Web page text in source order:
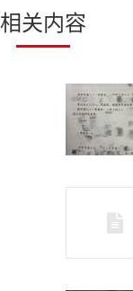
章：
相关内容